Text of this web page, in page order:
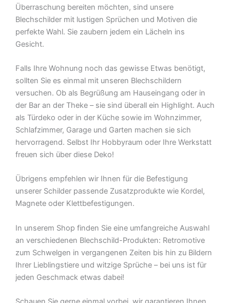
Überraschung bereiten möchten, sind unsere
Blechschilder mit lustigen Sprüchen und Motiven die
perfekte Wahl. Sie zaubern jedem ein Lächeln ins
Gesicht.
Falls Ihre Wohnung noch das gewisse Etwas benötigt,
sollten Sie es einmal mit unseren Blechschildern
versuchen. Ob als Begrüßung am Hauseingang oder in
der Bar an der Theke – sie sind überall ein Highlight. Auch
als Türdeko oder in der Küche sowie im Wohnzimmer,
Schlafzimmer, Garage und Garten machen sie sich
hervorragend. Selbst Ihr Hobbyraum oder Ihre Werkstatt
freuen sich über diese Deko!
Übrigens empfehlen wir Ihnen für die Befestigung
unserer Schilder passende Zusatzprodukte wie Kordel,
Magnete oder Klettbefestigungen.
In unserem Shop finden Sie eine umfangreiche Auswahl
an verschiedenen Blechschild-Produkten: Retromotive
zum Schwelgen in vergangenen Zeiten bis hin zu Bildern
Ihrer Lieblingstiere und witzige Sprüche – bei uns ist für
jeden Geschmack etwas dabei!